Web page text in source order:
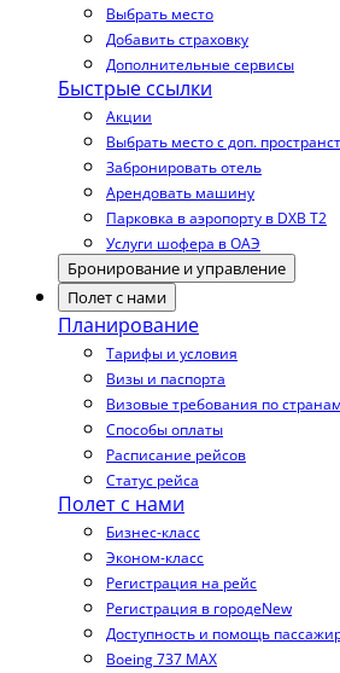
Выбрать место
Добавить страховку
Дополнительные сервисы
Быстрые ссылки
Акции
Выбрать место с доп.
Забронировать отель
Арендовать машину
Парковка в аэропорту в DXB T2
Услуги шофера в ОАЭ
Бронирование и управление
Полет с нами
Планирование
Тарифы и условия
Визы и паспорта
Визовые требования по странам
Способы оплаты
Расписание рейсов
Статус рейса
Полет с нами
Бизнес-класс
Эконом-класс
Регистрация на рейс
Регистрация в городеNew
Доступность и помощь
Boeing 737 MAX